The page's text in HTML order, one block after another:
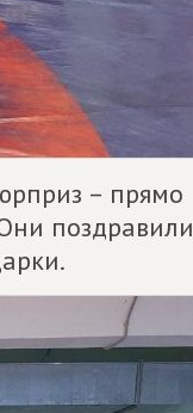
– прямо
поздравили